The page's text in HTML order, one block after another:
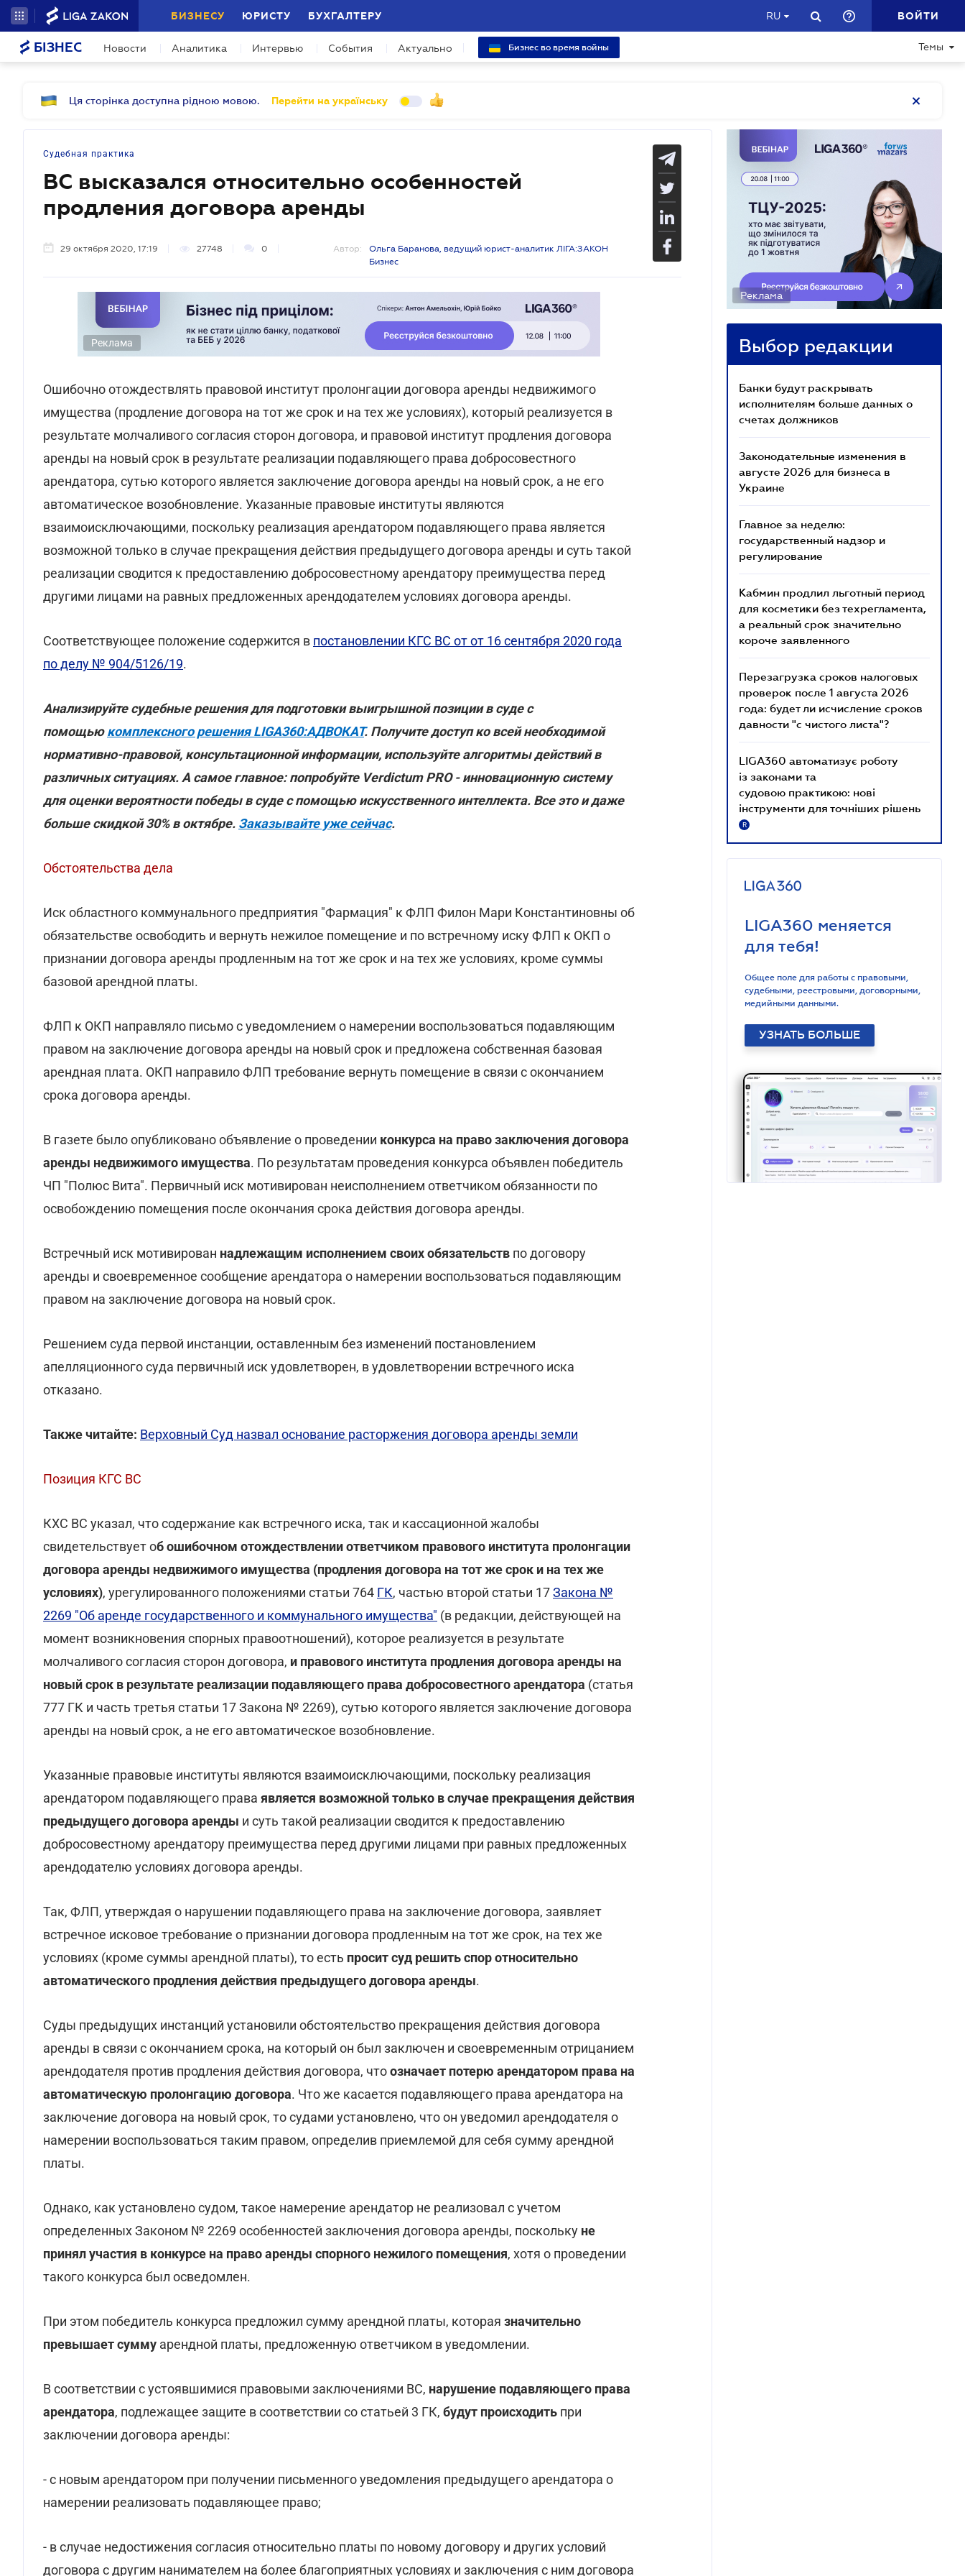
БИЗНЕСУ ЮРИСТУ БУХГАЛТЕРУ RU ВОЙТИ
БІЗНЕС Новости Аналитика Интервью События Актуально Бизнес во время войны Темы
Ця сторінка доступна рідною мовою. Перейти на українську
Судебная практика
ВС высказался относительно особенностей
продления договора аренды
29 октября 2020, 17:19 27748 0 Автор:
Ольга Баранова, ведущий юрист-аналитик ЛІГА:ЗАКОН
Бизнес
Реклама
Ошибочно отождествлять правовой институт пролонгации договора аренды недвижимого
имущества (продление договора на тот же срок и на тех же условиях), который реализуется в
результате молчаливого согласия сторон договора, и правовой институт продления договора
аренды на новый срок в результате реализации подавляющего права добросовестного
арендатора, сутью которого является заключение договора аренды на новый срок, а не его
автоматическое возобновление. Указанные правовые институты являются
взаимоисключающими, поскольку реализация арендатором подавляющего права является
возможной только в случае прекращения действия предыдущего договора аренды и суть такой
реализации сводится к предоставлению добросовестному арендатору преимущества перед
другими лицами на равных предложенных арендодателем условиях договора аренды.
Соответствующее положение содержится в постановлении КГС ВС от от 16 сентября 2020 года
по делу № 904/5126/19.
Анализируйте судебные решения для подготовки выигрышной позиции в суде с
помощьюкомплексного решения LIGA360:АДВОКАТ. Получите доступ ко всей необходимой
нормативно-правовой, консультационной информации, используйте алгоритмы действий в
различных ситуациях. А самое главное: попробуйте Verdictum PRO - инновационную систему
для оценки вероятности победы в суде с помощью искусственного интеллекта. Все это и даже
больше скидкой 30% в октябре. Заказывайте уже сейчас.
Обстоятельства дела
Иск областного коммунального предприятия "Фармация" к ФЛП Филон Мари Константиновны об
обязательстве освободить и вернуть нежилое помещение и по встречному иску ФЛП к ОКП о
признании договора аренды продленным на тот же срок и на тех же условиях, кроме суммы
базовой арендной платы.
ФЛП к ОКП направляло письмо с уведомлением о намерении воспользоваться подавляющим
правом на заключение договора аренды на новый срок и предложена собственная базовая
арендная плата. ОКП направило ФЛП требование вернуть помещение в связи с окончанием
срока договора аренды.
В газете было опубликовано объявление о проведении конкурса на право заключения договора
аренды недвижимого имущества. По результатам проведения конкурса объявлен победитель
ЧП "Полюс Вита". Первичный иск мотивирован неисполнением ответчиком обязанности по
освобождению помещения после окончания срока действия договора аренды.
Встречный иск мотивирован надлежащим исполнением своих обязательств по договору
аренды и своевременное сообщение арендатора о намерении воспользоваться подавляющим
правом на заключение договора на новый срок.
Решением суда первой инстанции, оставленным без изменений постановлением
апелляционного суда первичный иск удовлетворен, в удовлетворении встречного иска
отказано.
Также читайте: Верховный Суд назвал основание расторжения договора аренды земли
Позиция КГС ВС
КХС ВС указал, что содержание как встречного иска, так и кассационной жалобы
свидетельствует об ошибочном отождествлении ответчиком правового института пролонгации
договора аренды недвижимого имущества (продления договора на тот же срок и на тех же
условиях), урегулированного положениями статьи 764 ГК, частью второй статьи 17Закона №
2269 "Об аренде государственного и коммунального имущества" (в редакции, действующей на
момент возникновения спорных правоотношений), которое реализуется в результате
молчаливого согласия сторон договора, и правового института продления договора аренды на
новый срок в результате реализации подавляющего права добросовестного арендатора (статья
777 ГК и часть третья статьи 17 Закона № 2269), сутью которого является заключение договора
аренды на новый срок, а не его автоматическое возобновление.
Указанные правовые институты являются взаимоисключающими, поскольку реализация
арендатором подавляющего права является возможной только в случае прекращения действия
предыдущего договора аренды и суть такой реализации сводится к предоставлению
добросовестному арендатору преимущества перед другими лицами при равных предложенных
арендодателю условиях договора аренды.
Так, ФЛП, утверждая о нарушении подавляющего права на заключение договора, заявляет
встречное исковое требование о признании договора продленным на тот же срок, на тех же
условиях (кроме суммы арендной платы), то есть просит суд решить спор относительно
автоматического продления действия предыдущего договора аренды.
Суды предыдущих инстанций установили обстоятельство прекращения действия договора
аренды в связи с окончанием срока, на который он был заключен и своевременным отрицанием
арендодателя против продления действия договора, чтоозначает потерю арендатором права на
автоматическую пролонгацию договора. Что же касается подавляющего права арендатора на
заключение договора на новый срок, то судами установлено, что он уведомил арендодателя о
намерении воспользоваться таким правом, определив приемлемой для себя сумму арендной
платы.
Однако, как установлено судом, такое намерение арендатор не реализовал с учетом
определенных Законом № 2269 особенностей заключения договора аренды, поскольку не
принял участия в конкурсе на право аренды спорного нежилого помещения, хотя о проведении
такого конкурса был осведомлен.
При этом победитель конкурса предложил сумму арендной платы, которая значительно
превышает сумму арендной платы, предложенную ответчиком в уведомлении.
В соответствии с устоявшимися правовыми заключениями ВС, нарушение подавляющего права
арендатора, подлежащее защите в соответствии со статьей 3 ГК, будут происходить при
заключении договора аренды:
- с новым арендатором при получении письменного уведомления предыдущего арендатора о
намерении реализовать подавляющее право;
- в случае недостижения согласия относительно платы по новому договору и других условий
договора с другим нанимателем на более благоприятных условиях и заключения с ним договора
Реклама
Выбор редакции
Банки будут раскрывать
исполнителям больше данных о
счетах должников
Законодательные изменения в
августе 2026 для бизнеса в
Украине
Главное за неделю:
государственный надзор и
регулирование
Кабмин продлил льготный период
для косметики без техрегламента,
а реальный срок значительно
короче заявленного
Перезагрузка сроков налоговых
проверок после 1 августа 2026
года: будет ли исчисление сроков
давности "с чистого листа"?
LIGA360 автоматизує роботу
із законами та
судовою практикою: нові
інструменти для точніших рішень
R
LIGA360 меняется
для тебя!
Общее поле для работы с правовыми,
судебными, реестровыми, договорными,
медийными данными.
УЗНАТЬ БОЛЬШЕ